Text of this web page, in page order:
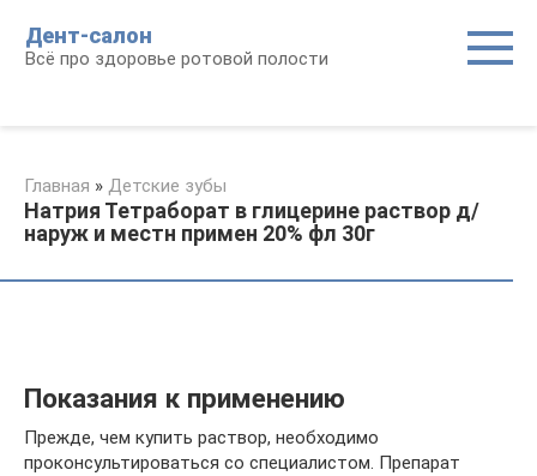
контенту
Дент-салон
Всё про здоровье ротовой полости
Главная » Детские зубы
Натрия Тетраборат в глицерине раствор д/
наруж и местн примен 20% фл 30г
Показания к применению
Прежде, чем купить раствор, необходимо
проконсультироваться со специалистом. Препарат